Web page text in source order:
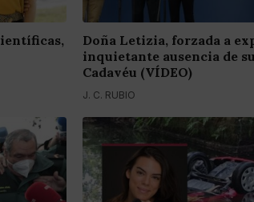
Doña Letizia, forzada a
inquietante ausencia de
Cadavéu (VÍDEO)
J. C. RUBIO